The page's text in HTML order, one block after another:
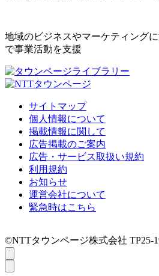
地域のビジネスやマーケティング
で事業活動を支援
サイトマップ
個人情報について
掲載情報に関して
広告掲載のご案内
広告・サービス取扱い規約
利用規約
お知らせ
運営会社について
緊急時はこちら
©NTTタウンページ株式会社 TP25-